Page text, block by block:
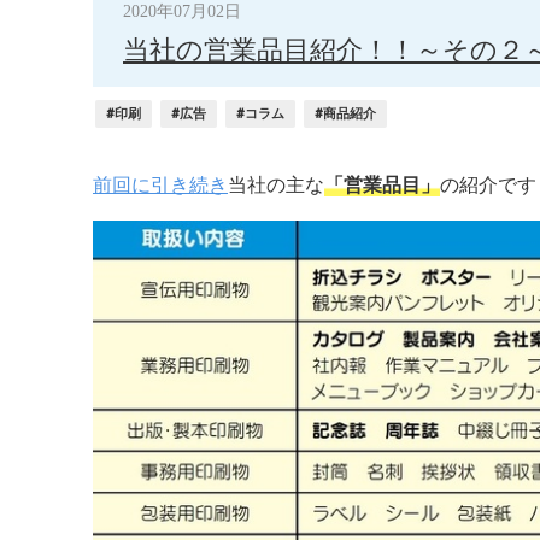
2020年07月02日
当社の営業品目紹介！！～その２
#印刷 #広告 #コラム #商品紹介
前回に引き続き 当社の主な「営業品目」の紹介で